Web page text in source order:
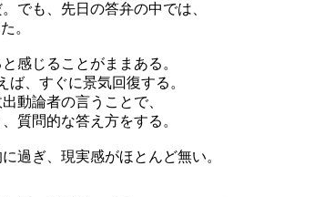
でも、先日の答弁の中では、
。
感じることがままある。
ば、すぐに景気回復する。
動論者の言うことで、
質問的な答え方をする。
過ぎ、現実感がほとんど無い。